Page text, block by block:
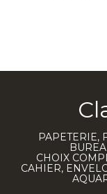
PAPETERIE,
CHOIX
CAHIER,